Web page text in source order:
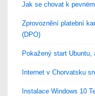
Jak se chovat k
Zprovoznění platební
(DPO)
Pokažený start Ubuntu,
Internet v Chorvatsku
Instalace Windows 10